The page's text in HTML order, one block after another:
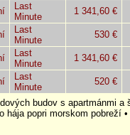
Last
Minute
1 341,60 €
Last
Minute
530 €
Last
Minute
1 341,60 €
Last
Minute
520 €
budov s apartmánmi a
hája popri morskom pobreží